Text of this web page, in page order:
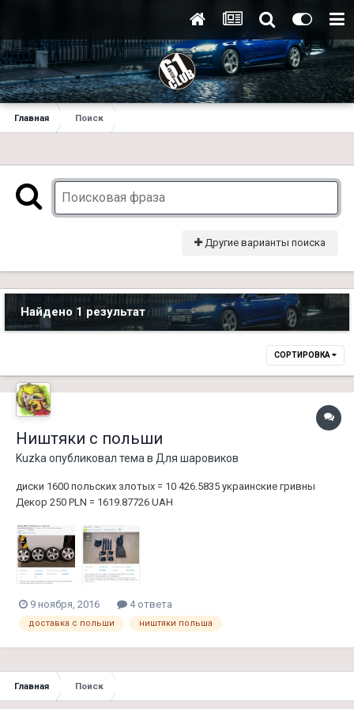
Главная Поиск
Другие варианты поиска
Найдено 1 результат
СОРТИРОВКА
Ништяки с польши
Kuzka опубликовал тема в Для шаровиков
диски 1600 польских злотых = 10 426.5835 украинские гривны
Декор 250 PLN = 1619.87726 UAH
9 ноября, 2016 4 ответа
доставка с польши ништяки польша
Главная Поиск